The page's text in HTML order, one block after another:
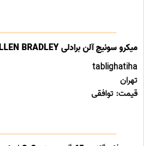
میکرو سوئیچ آلن برادلی ALLEN BRADLEY
tablighatiha
تهران
قیمت: توافقی